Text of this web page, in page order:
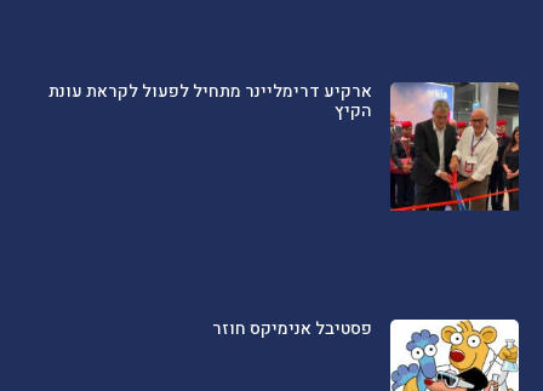
ארקיע דרימליינר מתחיל לפעול לקראת עונת
הקיץ
פסטיבל אנימיקס חוזר